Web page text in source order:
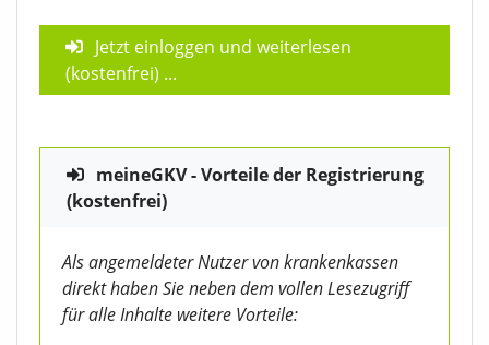
Jetzt einloggen und weiterlesen
(kostenfrei) ...
meineGKV - Vorteile der Registrierung
(kostenfrei)
Als angemeldeter Nutzer von krankenkassen
direkt haben Sie neben dem vollen Lesezugriff
für alle Inhalte weitere Vorteile: